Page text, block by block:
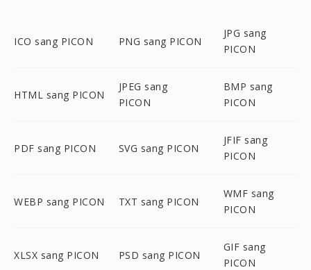
ICO sang PICON PNG sang PICON
JPG sang
PICON
HTML sang PICON
JPEG sang
PICON
BMP sang
PICON
PDF sang PICON SVG sang PICON
JFIF sang
PICON
WEBP sang PICON TXT sang PICON
WMF sang
PICON
XLSX sang PICON PSD sang PICON
GIF sang
PICON